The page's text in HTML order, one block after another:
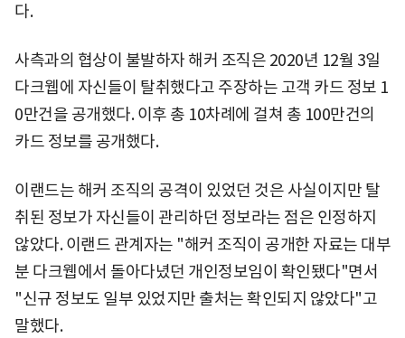
다.
사측과의 협상이 불발하자 해커 조직은 2020년 12월 3일
다크웹에 자신들이 탈취했다고 주장하는 고객 카드 정보 1
0만건을 공개했다. 이후 총 10차례에 걸쳐 총 100만건의
카드 정보를 공개했다.
이랜드는 해커 조직의 공격이 있었던 것은 사실이지만 탈
취된 정보가 자신들이 관리하던 정보라는 점은 인정하지
않았다. 이랜드 관계자는 "해커 조직이 공개한 자료는 대부
분 다크웹에서 돌아다녔던 개인정보임이 확인됐다"면서
"신규 정보도 일부 있었지만 출처는 확인되지 않았다"고
말했다.